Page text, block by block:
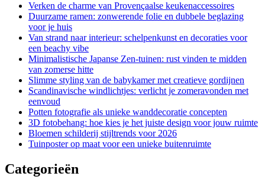
Verken de charme van Provençaalse keukenaccessoires
Duurzame ramen: zonwerende folie en dubbele beglazing
voor je huis
Van strand naar interieur: schelpenkunst en decoraties voor
een beachy vibe
Minimalistische Japanse Zen-tuinen: rust vinden te midden
van zomerse hitte
Slimme styling van de babykamer met creatieve gordijnen
Scandinavische windlichtjes: verlicht je zomeravonden met
eenvoud
Potten fotografie als unieke wanddecoratie concepten
3D fotobehang: hoe kies je het juiste design voor jouw ruimte
Bloemen schilderij stijltrends voor 2026
Tuinposter op maat voor een unieke buitenruimte
Categorieën